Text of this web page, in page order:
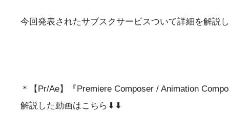
今回発表されたサブスクサービスついて詳細を解説
＊【Pr/Ae】『Premiere Composer / Animation
解説した動画はこちら⬇︎⬇︎